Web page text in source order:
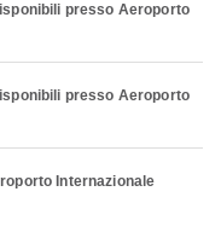
presso Aeroporto
presso Aeroporto
Internazionale